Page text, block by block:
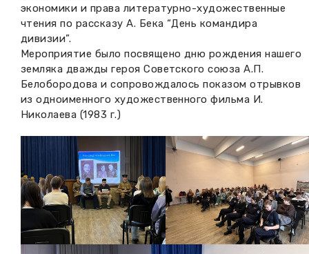
Научные издания
Прейскурант
Партнеры
Дирекция
Научно-фондовый отдел
Отчетность
Профессиональные мероприятия
экономики и права литературно-художественные
чтения по рассказу А. Бека “День командира
дивизии”.
Мероприятие было посвящено дню рождения нашего
земляка дважды героя Советского союза А.П.
Белобородова и сопровождалось показом отрывков
из одноименного художественного фильма И.
Николаева (1983 г.)